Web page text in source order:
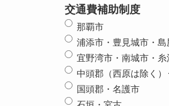
交通費補助制度
那覇市
浦添市・豊見城市・島
宜野湾市・南城市・
中頭郡（西原は除く
国頭郡・名護市